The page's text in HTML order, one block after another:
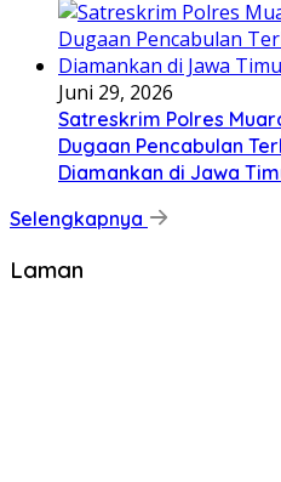
Juni 29, 2026
Satreskrim Polres
Dugaan Pencabulan
Diamankan di Jawa
Selengkapnya
Laman